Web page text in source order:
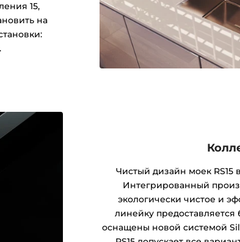
15,
на
Чистый дизайн моек RS15
Интегрированный
экологически чистое и
линейку предоставляется
оснащены новой системой